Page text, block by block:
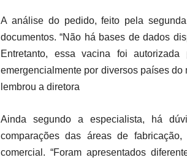
A análise do pedido, feito pela
documentos. “Não há bases de dados
Entretanto, essa vacina foi
emergencialmente por diversos países do
lembrou a diretora
Ainda segundo a especialista, há
comparações das áreas de
comercial. “Foram apresentados